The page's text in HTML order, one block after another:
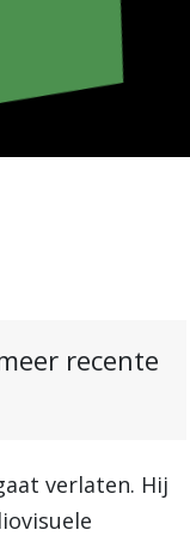
recente
verlaten. Hij